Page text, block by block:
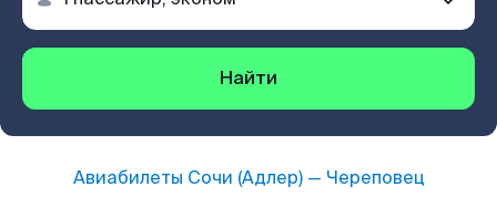
Найти
Авиабилеты Сочи (Адлер)— Череповец